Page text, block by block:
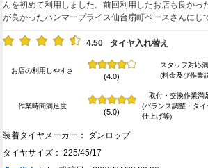
んを初めて利用しました。前回利用したお店も良かっ
が良かったハンマープライス仙台扇町ベースさんにし
時刻より早く着きましたが、すぐに作業に入り快く対
4.50 タイヤ入れ替え
お店の利用しやすさ
(4.0)
スタッフ対応
(料金及び作業
作業時間満足度
(5.0)
取付・交換作業満
(バランス調整・タイ
仕上げ等)
装着タイヤメーカー： ダンロップ
タイヤサイズ： 225/45/17